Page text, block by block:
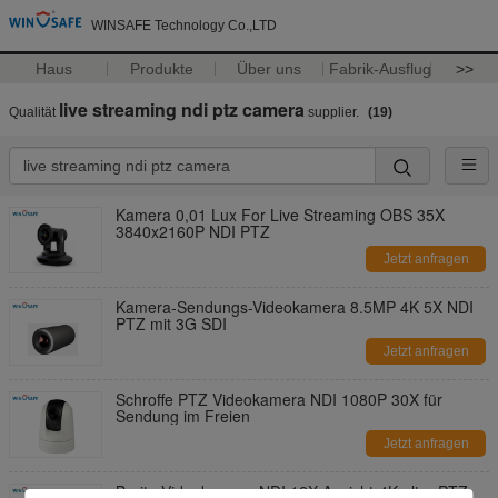
WINSAFE Technology Co.,LTD
Haus Produkte Über uns Fabrik-Ausflug >>
Qualität live streaming ndi ptz camera supplier. (19)
Kamera 0,01 Lux For Live Streaming OBS 35X
3840x2160P NDI PTZ
Jetzt anfragen
Kamera-Sendungs-Videokamera 8.5MP 4K 5X NDI
PTZ mit 3G SDI
Jetzt anfragen
Schroffe PTZ Videokamera NDI 1080P 30X für
Sendung im Freien
Jetzt anfragen
Breite Videokamera NDI 12X Ansicht-4K ultra PTZ